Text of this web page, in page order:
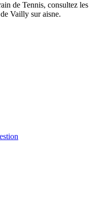
de Tennis, consultez les
Vailly sur aisne.